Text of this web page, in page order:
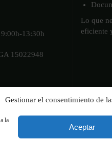
Gestionar el consentimiento de
la
Aceptar
13:30h
15022948
Lo que
eficiente